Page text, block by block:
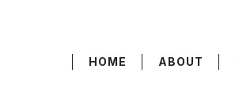
HOME ABOUT